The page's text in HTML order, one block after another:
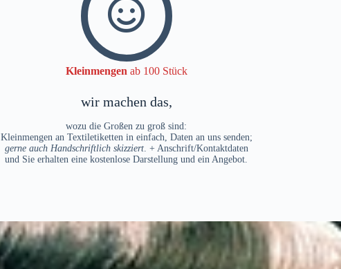
Kleinmengen ab 100 Stück
wir machen das,
wozu die Großen zu groß sind:
Kleinmengen an Textiletiketten in einfach, Daten an uns senden;
gerne auch Handschriftlich skizziert. + Anschrift/Kontaktdaten
und Sie erhalten eine kostenlose Darstellung und ein Angebot.